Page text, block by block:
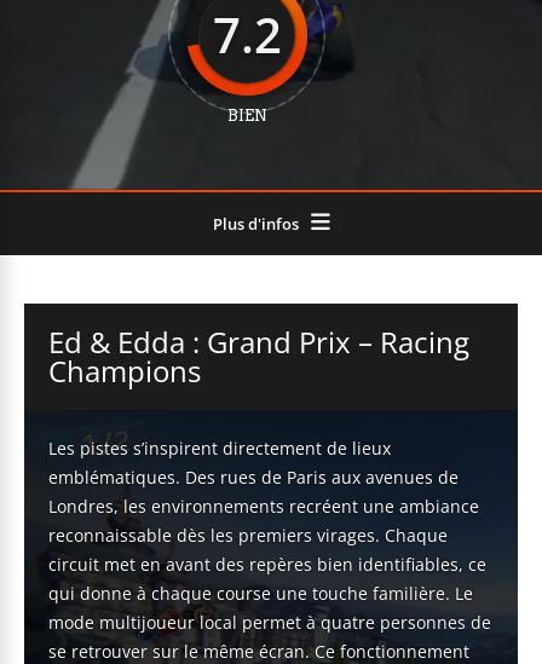
7.2
BIEN
Plus d'infos
Ed & Edda : Grand Prix – Racing
Champions
Les pistes s’inspirent directement de lieux
emblématiques. Des rues de Paris aux avenues de
Londres, les environnements recréent une ambiance
reconnaissable dès les premiers virages. Chaque
circuit met en avant des repères bien identifiables, ce
qui donne à chaque course une touche familière. Le
mode multijoueur local permet à quatre personnes de
se retrouver sur le même écran. Ce fonctionnement